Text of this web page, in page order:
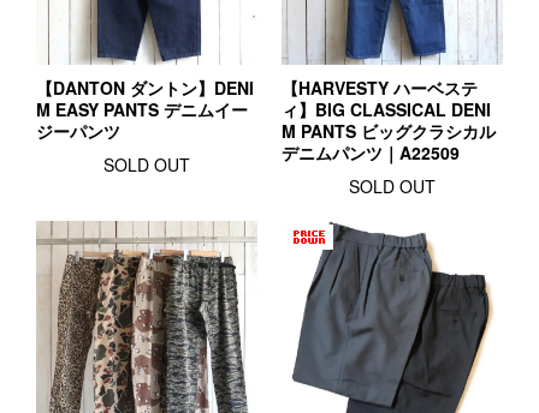
【DANTON ダントン】DENI
M EASY PANTS デニムイー
ジーパンツ
SOLD OUT
【HARVESTY ハーベステ
ィ】BIG CLASSICAL DENI
M PANTS ビッグクラシカル
デニムパンツ｜A22509
SOLD OUT